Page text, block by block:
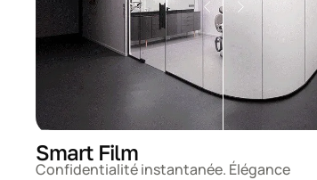
Smart Film
Confidentialité instantanée. Élégance